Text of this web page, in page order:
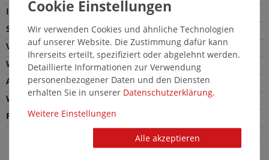
Innenmaterial
Wolle
Sohle
Gummi
Verschlussart
Schlupfschuh
Weite
Bequeme Weite (G)
Absatzhöhe
1,5 cm
Wechselfußbett
Ja
Farbe
Braun
Wir verwenden Cookies und ähnliche Technologien
auf unserer Website. Die Zustimmung dafür kann
Ihrerseits erteilt, spezifiziert oder abgelehnt werden.
Detaillierte Informationen zur Verwendung
personenbezogener Daten und den Diensten
erhalten Sie in unserer Daten­schutz­erklärung.
Weitere Einstellungen
Alle akzeptieren